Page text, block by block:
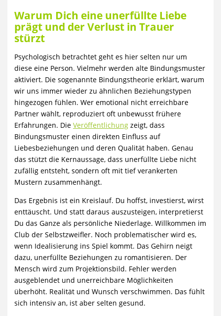
Warum Dich eine unerfüllte Liebe
prägt und der Verlust in Trauer
stürzt
Psychologisch betrachtet geht es hier selten nur um
diese eine Person. Vielmehr werden alte Bindungsmuster
aktiviert. Die sogenannte Bindungstheorie erklärt, warum
wir uns immer wieder zu ähnlichen Beziehungstypen
hingezogen fühlen. Wer emotional nicht erreichbare
Partner wählt, reproduziert oft unbewusst frühere
Erfahrungen. DieVeröffentlichung zeigt, dass
Bindungsmuster einen direkten Einfluss auf
Liebesbeziehungen und deren Qualität haben. Genau
das stützt die Kernaussage, dass unerfüllte Liebe nicht
zufällig entsteht, sondern oft mit tief verankerten
Mustern zusammenhängt.
Das Ergebnis ist ein Kreislauf. Du hoffst, investierst, wirst
enttäuscht. Und statt daraus auszusteigen, interpretierst
Du das Ganze als persönliche Niederlage. Willkommen im
Club der Selbstzweifler. Noch problematischer wird es,
wenn Idealisierung ins Spiel kommt. Das Gehirn neigt
dazu, unerfüllte Beziehungen zu romantisieren. Der
Mensch wird zum Projektionsbild. Fehler werden
ausgeblendet und unerreichbare Möglichkeiten
überhöht. Realität und Wunsch verschwimmen. Das fühlt
sich intensiv an, ist aber selten gesund.